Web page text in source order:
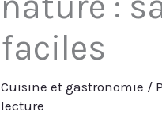
faciles
Cuisine et gastronomie /
lecture